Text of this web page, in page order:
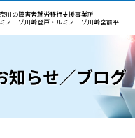
川の障害者就労移行支援事業所
ノーゾ川崎登戸・ルミノーゾ川崎宮前平
知らせ／ブログ